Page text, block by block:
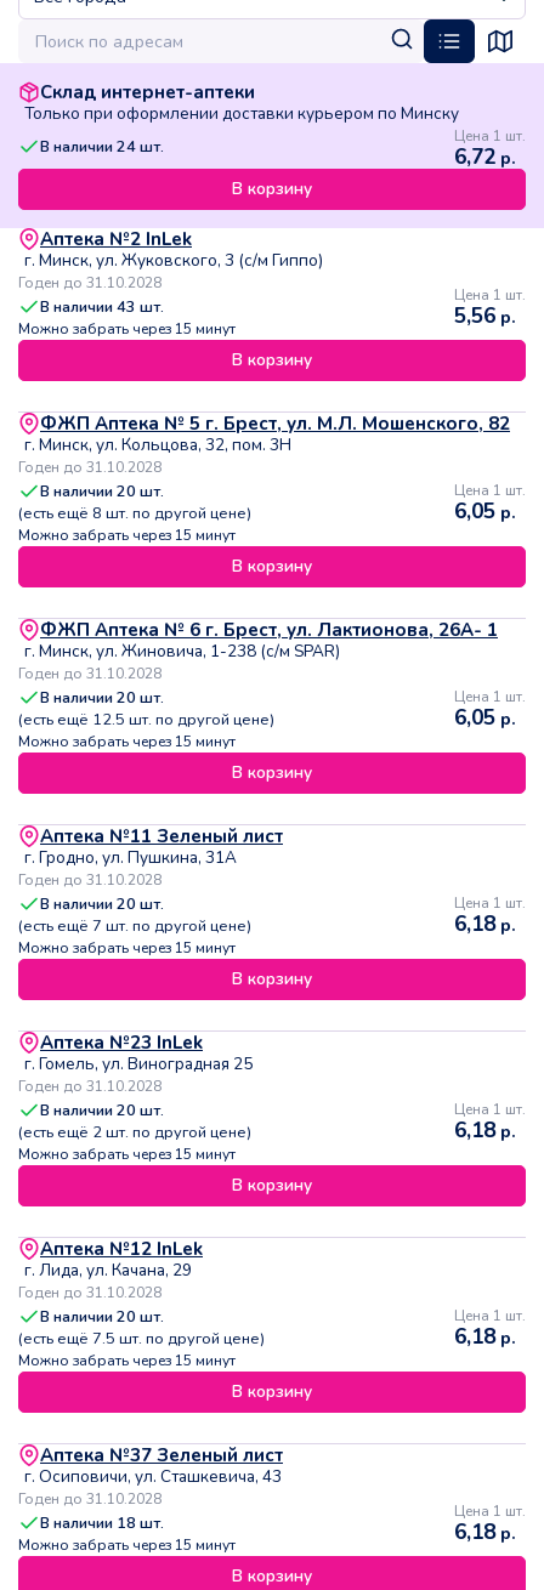
Склад интернет-аптеки
Только при оформлении доставки курьером по Минску
В наличии 24шт. Цена 1 шт.
6,72 р.
В корзину
Аптека №2 InLek
г. Минск, ул. Жуковского, 3 (с/м Гиппо)
Годен до 31.10.2028
В наличии43 шт.
Можно забрать через 15 минут
Цена 1 шт.
5,56 р.
В корзину
ФЖП Аптека № 5 г. Брест, ул. М.Л. Мошенского, 82
г. Минск, ул. Кольцова, 32, пом. 3Н
Годен до 31.10.2028
В наличии20 шт.
(есть ещё 8 шт. по другой цене)
Можно забрать через 15 минут
Цена 1 шт.
6,05 р.
В корзину
ФЖП Аптека № 6 г. Брест, ул. Лактионова, 26А- 1
г. Минск, ул. Жиновича, 1-238 (с/м SPAR)
Годен до 31.10.2028
В наличии20 шт.
(есть ещё 12.5 шт. по другой цене)
Можно забрать через 15 минут
Цена 1 шт.
6,05 р.
В корзину
Аптека №11 Зеленый лист
г. Гродно, ул. Пушкина, 31А
Годен до 31.10.2028
В наличии20 шт.
(есть ещё 7 шт. по другой цене)
Можно забрать через 15 минут
Цена 1 шт.
6,18р.
В корзину
Аптека №23 InLek
г. Гомель, ул. Виноградная 25
Годен до 31.10.2028
В наличии20 шт.
(есть ещё 2шт. по другой цене)
Можно забрать через 15 минут
Цена 1 шт.
6,18р.
В корзину
Аптека №12 InLek
г. Лида, ул. Качана, 29
Годен до 31.10.2028
В наличии20 шт.
(есть ещё 7.5 шт. по другой цене)
Можно забрать через 15 минут
Цена 1 шт.
6,18р.
В корзину
Аптека №37 Зеленый лист
г. Осиповичи, ул. Сташкевича, 43
Годен до 31.10.2028
В наличии 18 шт.
Можно забрать через 15 минут
Цена 1 шт.
6,18р.
В корзину